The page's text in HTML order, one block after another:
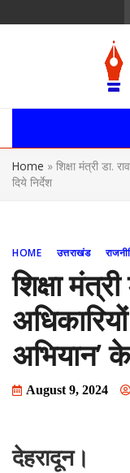
Home » शिक्षा मंत्री डा.
दिये निर्देश
HOME उत्तराखंड
शिक्षा
अभियान’
August 9, 2024
देहरादून।